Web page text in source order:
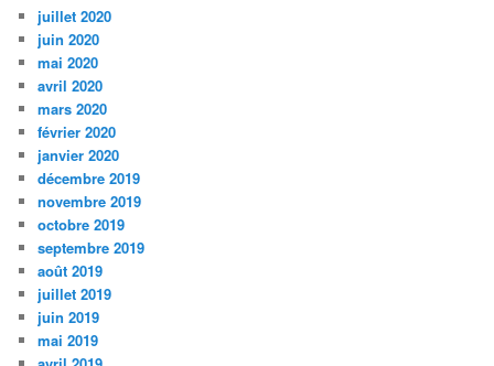
juillet 2020
juin 2020
mai 2020
avril 2020
mars 2020
février 2020
janvier 2020
décembre 2019
novembre 2019
octobre 2019
septembre 2019
août 2019
juillet 2019
juin 2019
mai 2019